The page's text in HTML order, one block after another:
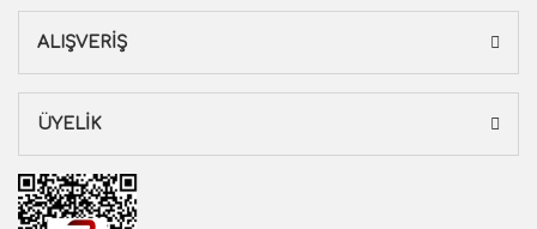
ALIŞVERİŞ
ÜYELİK